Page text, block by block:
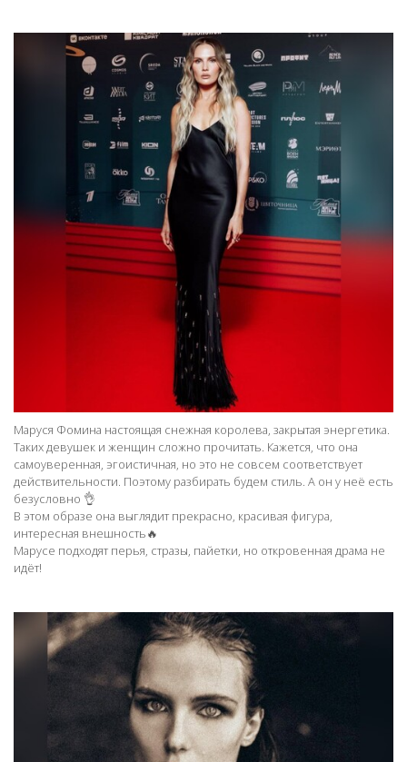
Маруся Фомина настоящая снежная королева, закрытая энергетика.
Таких девушек и женщин сложно прочитать. Кажется, что она
самоуверенная, эгоистичная, но это не совсем соответствует
действительности. Поэтому разбирать будем стиль. А он у неё есть
безусловно 👌
В этом образе она выглядит прекрасно, красивая фигура,
интересная внешность🔥
Марусе подходят перья, стразы, пайетки, но откровенная драма не
идёт!